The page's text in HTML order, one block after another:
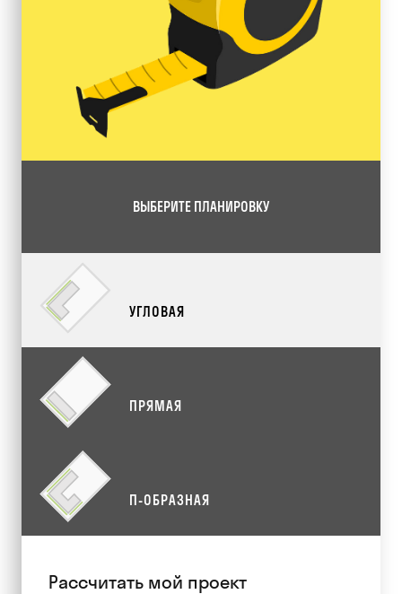
ВЫБЕРИТЕ ПЛАНИРОВКУ
УГЛОВАЯ
ПРЯМАЯ
П-ОБРАЗНАЯ
Рассчитать мой проект